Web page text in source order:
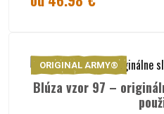
ORIGINAL ARMY®
Blúza vzor 97 –